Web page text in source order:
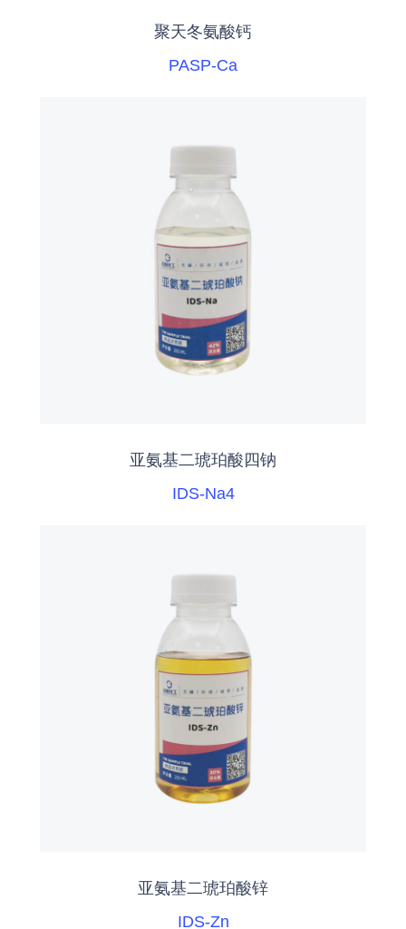
聚天冬氨酸钙
PASP-Ca
亚氨基二琥珀酸四钠
IDS-Na4
亚氨基二琥珀酸锌
IDS-Zn